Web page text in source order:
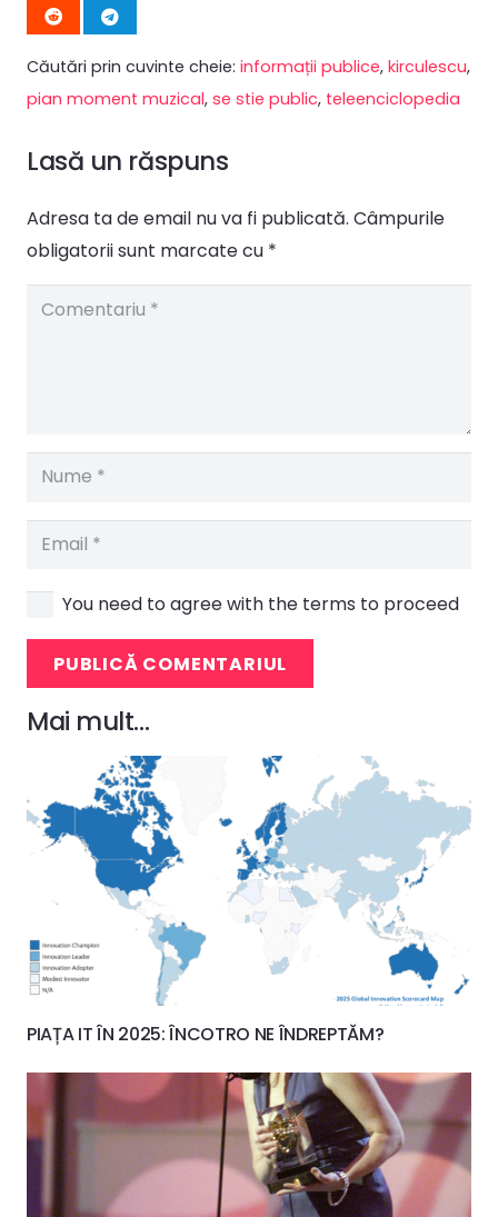
Căutări prin cuvinte cheie: informații publice, kirculescu,
pian moment muzical, se stie public, teleenciclopedia
Lasă un răspuns
Adresa ta de email nu va fi publicată. Câmpurile
obligatorii sunt marcate cu *
You need to agree with the terms to proceed
PUBLICĂ COMENTARIUL
Mai mult…
PIAȚA IT ÎN 2025: ÎNCOTRO NE ÎNDREPTĂM?